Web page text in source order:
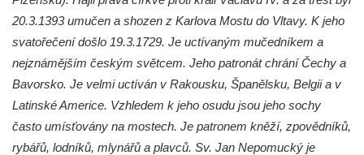
Socha Beruška v ZOO Hluboká
Socha Vážka v ZOO Hluboká
Socha Volavka v ZOO Hluboká
Lysá nad Labem, barokní město Šporkovo
20.3.1393 umučen a shozen z Karlova Mostu do Vltavy. K jeho
svatořečení došlo 19.3.1729. Je uctívaným mučedníkem a
nejznámějším českým světcem. Jeho patronát chrání Čechy a
Bavorsko. Je velmi uctíván v Rakousku, Španělsku, Belgii a v
Latinské Americe. Vzhledem k jeho osudu jsou jeho sochy
často umísťovány na mostech. Je patronem kněží, zpovědníků,
rybářů, lodníků, mlynářů a plavců. Sv. Jan Nepomucký je